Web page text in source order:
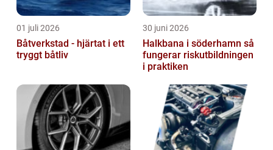
01 juli 2026
Båtverkstad - hjärtat i ett
tryggt båtliv
30 juni 2026
Halkbana i söderhamn så
fungerar riskutbildningen
i praktiken